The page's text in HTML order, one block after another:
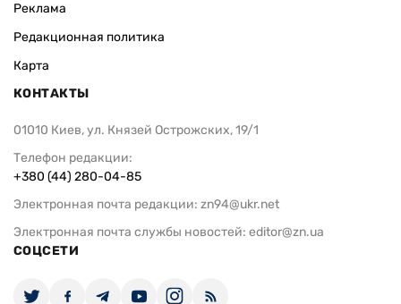
Реклама
Редакционная политика
Карта
КОНТАКТЫ
01010 Киев, ул. Князей Острожских, 19/1
Телефон редакции:
+380 (44) 280-04-85
Электронная почта редакции: zn94@ukr.net
Электронная почта службы новостей: editor@zn.ua
СОЦСЕТИ